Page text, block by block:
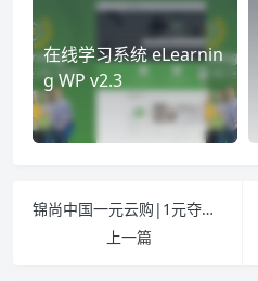
在线学习系统 eLearnin
g WP v2.3
锦尚中国一元云购|1元夺宝完美第四版+修复指定中奖人+新版自动购买营造氛围+微信支付
上一篇